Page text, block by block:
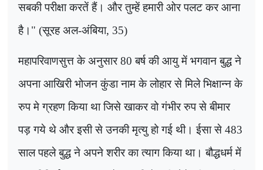
सबकी परीक्षा करतें हैं। और तुम्हें हमारी ओर पलट कर आना
है।" (सूरह अल-अंबिया, 35)
महापरिवाणसुत्त के अनुसार80 बर्ष की आयु में भगवान बुद्ध ने
अपना आखिरी भोजन कुंडा नाम के लोहार से मिले भिक्षान्न के
रुप मे ग्रहण किया था जिसे खाकर वो गंभीर रुप से बीमार
पड़ गये थे और इसी से उनकी मृत्यु हो गई थी। ईसा से 483
साल पहले बुद्ध ने अपने शरीर का त्याग किया था। बौद्धधर्म में